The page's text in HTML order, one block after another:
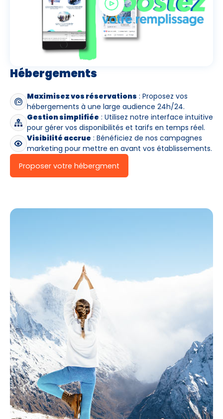
Hébergements
Maximisez vos réservations : Proposez vos
hébergements à une large audience 24h/24.
Gestion simplifiée : Utilisez notre interface intuitive
pour gérer vos disponibilités et tarifs en temps réel.
Visibilité accrue : Bénéficiez de nos campagnes
marketing pour mettre en avant vos établissements.
Proposer votre hébergment